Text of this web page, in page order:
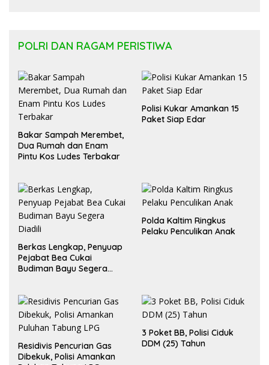
POLRI DAN RAGAM PERISTIWA
Bakar Sampah Merembet,
Dua Rumah dan Enam
Pintu Kos Ludes Terbakar
Polisi Kukar Amankan 15
Paket Siap Edar
Berkas Lengkap, Penyuap
Pejabat Bea Cukai
Budiman Bayu Segera
Polda Kaltim Ringkus
Pelaku Penculikan Anak
Residivis Pencurian Gas
Dibekuk, Polisi Amankan
3 Poket BB, Polisi Ciduk
DDM (25) Tahun